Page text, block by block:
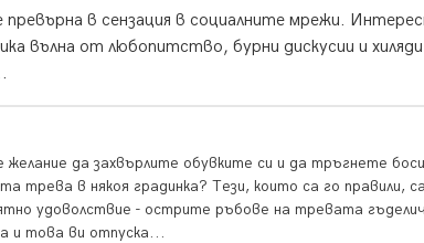
в сензация в социалните мрежи.
вълна от любопитство, бурни дискусии и хиляди
желание да захвърлите обувките си и да тръгнете
трева в някоя градинка? Тези, които са го правили, са
удоволствие - острите ръбове на тревата
и това ви отпуска...